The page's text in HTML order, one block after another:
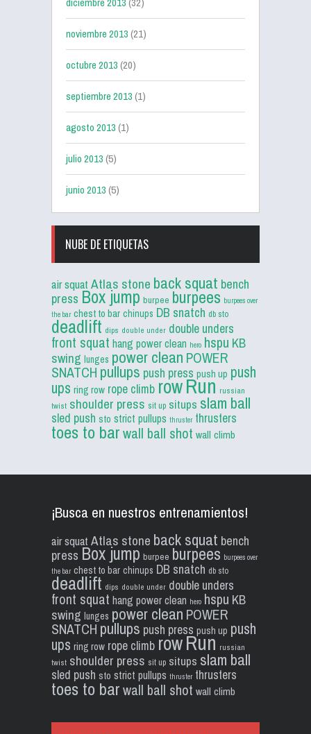
noviembre 2013(21)
octubre 2013(20)
septiembre 2013(1)
agosto 2013(1)
julio 2013(5)
junio 2013(5)
NUBE DE ETIQUETAS
air squat Atlas stone back squat bench
press Box jump burpee burpees burpees over
the bar chest to bar chinups DB snatch db sto
deadlift dips double under double unders
front squat hang power clean hero hspu KB
swing lunges power clean POWER
SNATCH pullups push press push up push
ups ring row rope climb rowRun russian
twist shoulder press sit up situps slam ball
sled push sto strict pullups thruster thrusters
toes to barwall ball shot wall climb
¡Busca en nuestros entrenamientos!
air squat Atlas stone back squat bench
press Box jump burpee burpees burpees over
the bar chest to bar chinups DB snatch db sto
deadlift dips double under double unders
front squat hang power clean hero hspu KB
swing lunges power clean POWER
SNATCH pullups push press push up push
ups ring row rope climb rowRun russian
twist shoulder press sit up situps slam ball
sled push sto strict pullups thruster thrusters
toes to barwall ball shot wall climb